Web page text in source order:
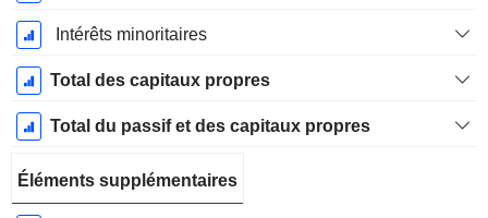
Intérêts minoritaires
Total des capitaux propres
Total du passif et des capitaux propres
Éléments supplémentaires